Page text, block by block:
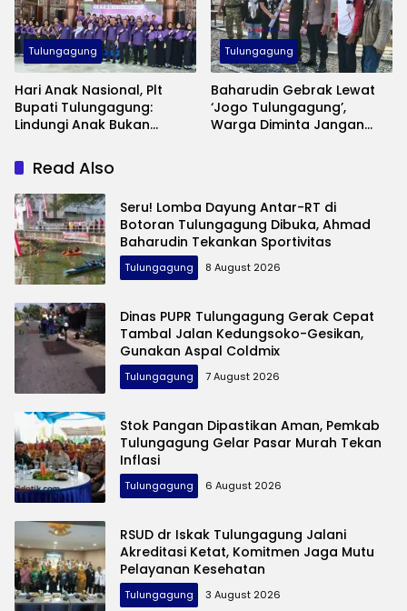
Tulungagung
Hari Anak Nasional, Plt
Bupati Tulungagung:
Lindungi Anak Bukan
Tulungagung
Baharudin Gebrak Lewat
‘Jogo Tulungagung’,
Warga Diminta Jangan
Read Also
Seru! Lomba Dayung Antar-RT di
Botoran Tulungagung Dibuka, Ahmad
Baharudin Tekankan Sportivitas
Tulungagung 8 August 2026
Dinas PUPR Tulungagung Gerak Cepat
Tambal Jalan Kedungsoko-Gesikan,
Gunakan Aspal Coldmix
Tulungagung 7 August 2026
Stok Pangan Dipastikan Aman, Pemkab
Tulungagung Gelar Pasar Murah Tekan
Inflasi
Tulungagung 6 August 2026
RSUD dr Iskak Tulungagung Jalani
Akreditasi Ketat, Komitmen Jaga Mutu
Pelayanan Kesehatan
Tulungagung 3 August 2026